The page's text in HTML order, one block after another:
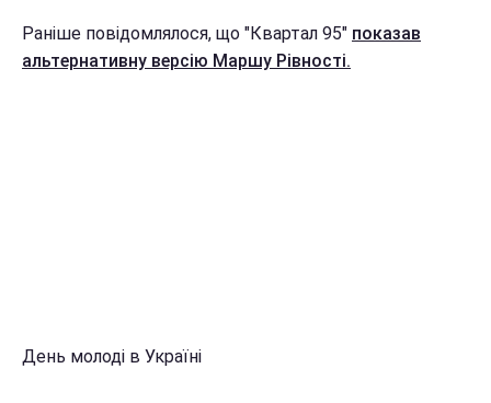
Раніше повідомлялося, що "Квартал 95" показав
альтернативну версію Маршу Рівності.
День молоді в Україні